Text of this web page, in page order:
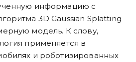
информацию с
3D Gaussian Splatting
модель. К слову,
применяется в
и роботизированных